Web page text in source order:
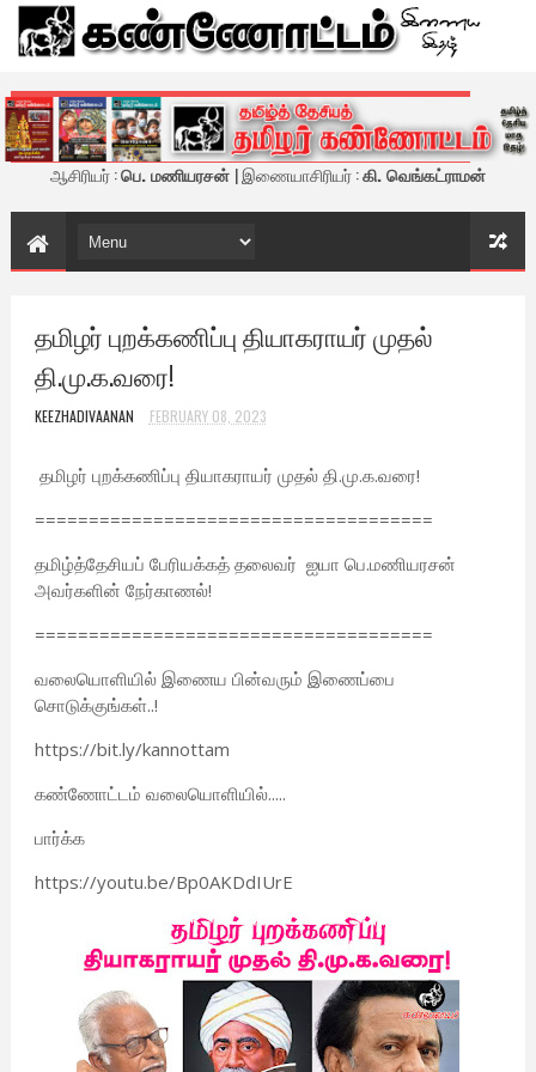
கண்ணோட்டம் - இணைய இதழ்
ஆசிரியர் :பெ. மணியரசன் | இணையாசிரியர் :கி. வெங்கட்ராமன்
தமிழர் புறக்கணிப்பு தியாகராயர் முதல்
தி.மு.க.வரை!
KEEZHADIVAANAN FEBRUARY 08, 2023
தமிழர் புறக்கணிப்பு தியாகராயர் முதல் தி.மு.க.வரை!
=====================================
தமிழ்த்தேசியப் பேரியக்கத் தலைவர் ஐயா பெ.மணியரசன்
அவர்களின் நேர்காணல்!
=====================================
வலையொளியில் இணைய பின்வரும் இணைப்பை
சொடுக்குங்கள்..!
https://bit.ly/kannottam
கண்ணோட்டம் வலையொளியில்.....
பார்க்க
https://youtu.be/Bp0AKDdIUrE